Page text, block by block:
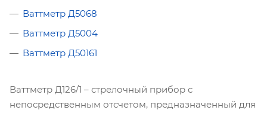
Ваттметр Д5068
Ваттметр Д5004
Ваттметр Д50161
Ваттметр Д126/1 – стрелочный прибор с
непосредственным отсчетом, предназначенный для